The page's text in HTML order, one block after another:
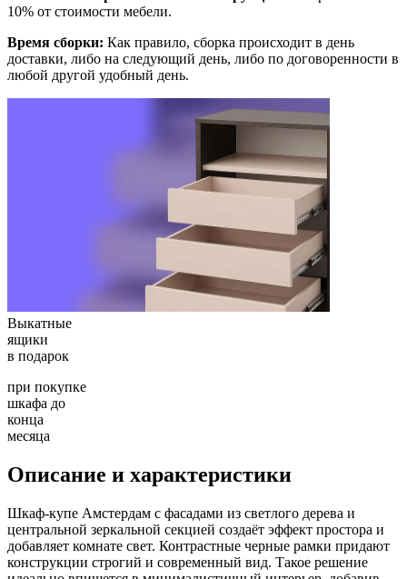
10% от стоимости мебели.
Время сборки: Как правило, сборка происходит в день
доставки, либо на следующий день, либо по договоренности в
любой другой удобный день.
Выкатные
ящики
в подарок
при покупке
шкафа до
конца
месяца
Описание и характеристики
Шкаф-купе Амстердам с фасадами из светлого дерева и
центральной зеркальной секцией создаёт эффект простора и
добавляет комнате свет. Контрастные черные рамки придают
конструкции строгий и современный вид. Такое решение